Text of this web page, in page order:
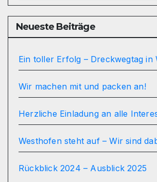
Neueste Beiträge
Ein toller Erfolg – Dreckwegtag in
Wir machen mit und packen an!
Herzliche Einladung an alle
Westhofen steht auf – Wir sind
Rückblick 2024 – Ausblick 2025